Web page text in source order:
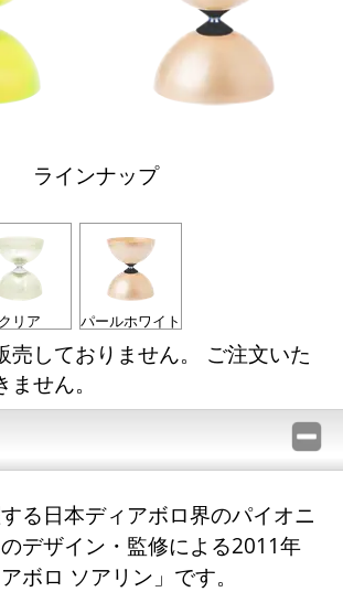
ラインナップ
クリア パールホワイト
売しておりません。 ご注文いた
せん。
る日本ディアボロ界のパイオニ
デザイン・監修による2011年
ボロ ソアリン」です。